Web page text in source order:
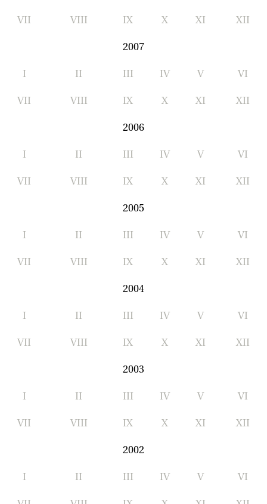
VII VIII IX X XI XII
2007
I II III IV V VI
VII VIII IX X XI XII
2006
I II III IV V VI
VII VIII IX X XI XII
2005
I II III IV V VI
VII VIII IX X XI XII
2004
I II III IV V VI
VII VIII IX X XI XII
2003
I II III IV V VI
VII VIII IX X XI XII
2002
I II III IV V VI